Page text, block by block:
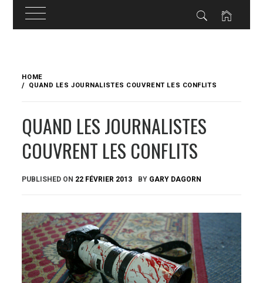
content
HOME
QUAND LES JOURNALISTES COUVRENT LES CONFLITS
QUAND LES JOURNALISTES
COUVRENT LES CONFLITS
PUBLISHED ON 22 FÉVRIER 2013 BY GARY DAGORN